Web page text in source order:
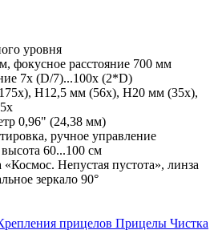
уровня
фокусное расстояние 700 мм
7x (D/7)...100x (2*D)
H12,5 мм (56x), H20 мм (35x),
0,96" (24,38 мм)
ручное управление
60...100 см
Непустая пустота», линза
зеркало 90°
прицелов Прицелы Чистка